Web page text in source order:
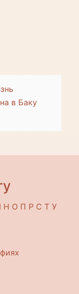
в Баку
Н О П Р С Т У